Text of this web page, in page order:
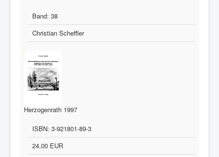
Band: 38
Christian Scheffler
Herzogenrath 1997
ISBN: 3-921801-89-3
24,00 EUR